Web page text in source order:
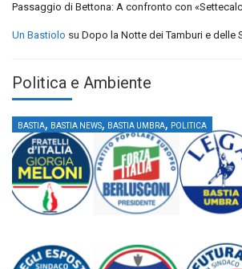
Passaggio di Bettona: A confronto con
Un Bastiolo su Dopo la Notte dei Tamburi e delle
Politica e Ambiente
BASTIA, BASTIA NEWS, BASTIA UMBRA, POLITICA